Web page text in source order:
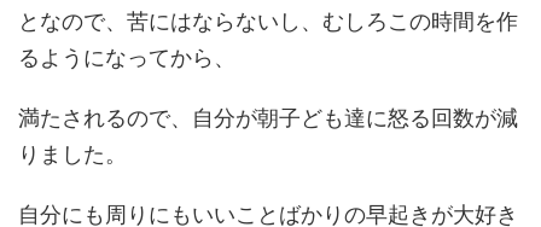
となので、苦にはならないし、むしろこの時間を作
るようになってから、
満たされるので、自分が朝子ども達に怒る回数が減
りました。
自分にも周りにもいいことばかりの早起きが大好き